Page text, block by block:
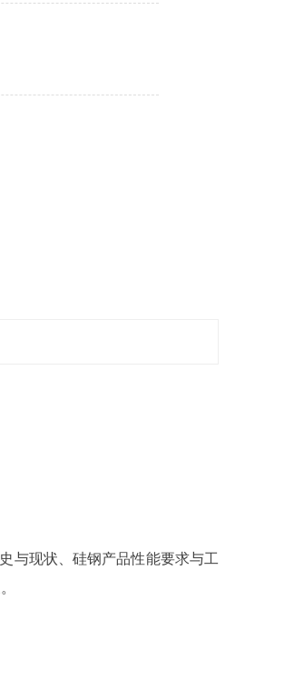
与现状、硅钢产品性能要求与工